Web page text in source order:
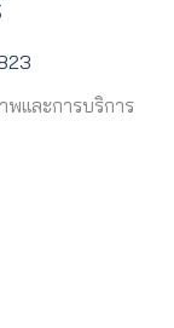
และการบริการ